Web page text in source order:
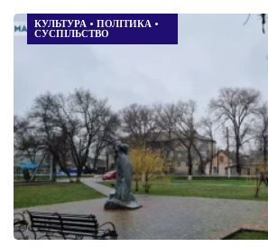
КУЛЬТУРА • ПОЛІТИКА •
СУСПІЛЬСТВО